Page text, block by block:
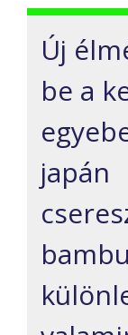
Új
be a
japán